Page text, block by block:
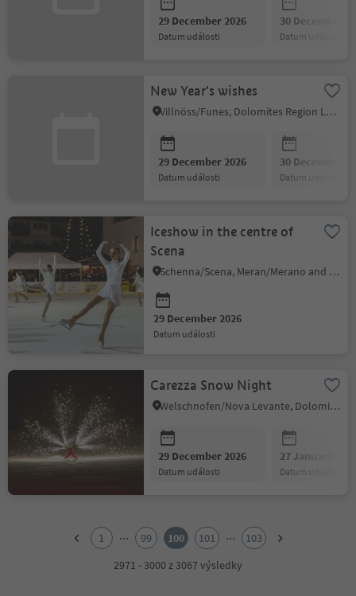
29 December 2026
datum události
30 December
datum události
New Year's wishes
Villnöss/Funes, Dolomites Region Lüsen Villnöss
29 December 2026
datum události
30 December
datum události
Iceshow in the centre of
Scena
Schenna/Scena, Meran/Merano and environs
29 December 2026
datum události
Carezza Snow Night
Welschnofen/Nova Levante, Dolomites Region Eggental
29 December 2026
datum události
27 January
datum události
1 ... 99 100 101 ...
103
2971 - 3000 z 3067 výsledky